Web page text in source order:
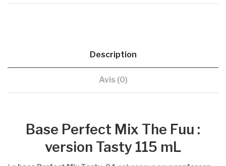
Description
Avis (0)
Base Perfect Mix The Fuu :
version Tasty 115 mL